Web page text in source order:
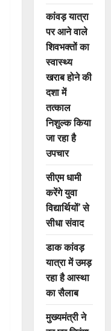
कांवड़ यात्रा
पर आने वाले
शिवभक्तों का
स्वास्थ्य
खराब होने की
दशा में
तत्काल
निशुल्क किया
जा रहा है
उपचार
सीएम धामी
करेंगे युवा
विद्यार्थियों’ से
सीधा संवाद
डाक कांवड़
यात्रा में उमड़
रहा है आस्था
का सैलाब
मुख्यमंत्री ने